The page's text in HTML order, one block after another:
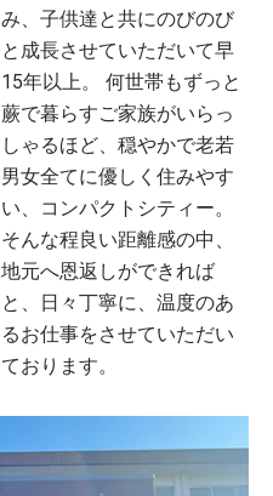
み、子供達と共にのびのび
と成長させていただいて早
15年以上。 何世帯もずっと
蕨で暮らすご家族がいらっ
しゃるほど、穏やかで老若
男女全てに優しく住みやす
い、コンパクトシティー。
そんな程良い距離感の中、
地元へ恩返しができれば
と、日々丁寧に、温度のあ
るお仕事をさせていただい
ております。